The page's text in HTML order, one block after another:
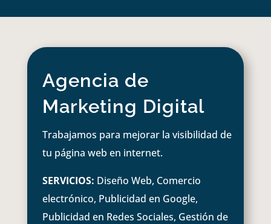
Agencia de
Marketing Digital
Trabajamos para mejorar la visibilidad de
tu página web en internet.
SERVICIOS: Diseño Web, Comercio
electrónico, Publicidad en Google,
Publicidad en Redes Sociales, Gestión de